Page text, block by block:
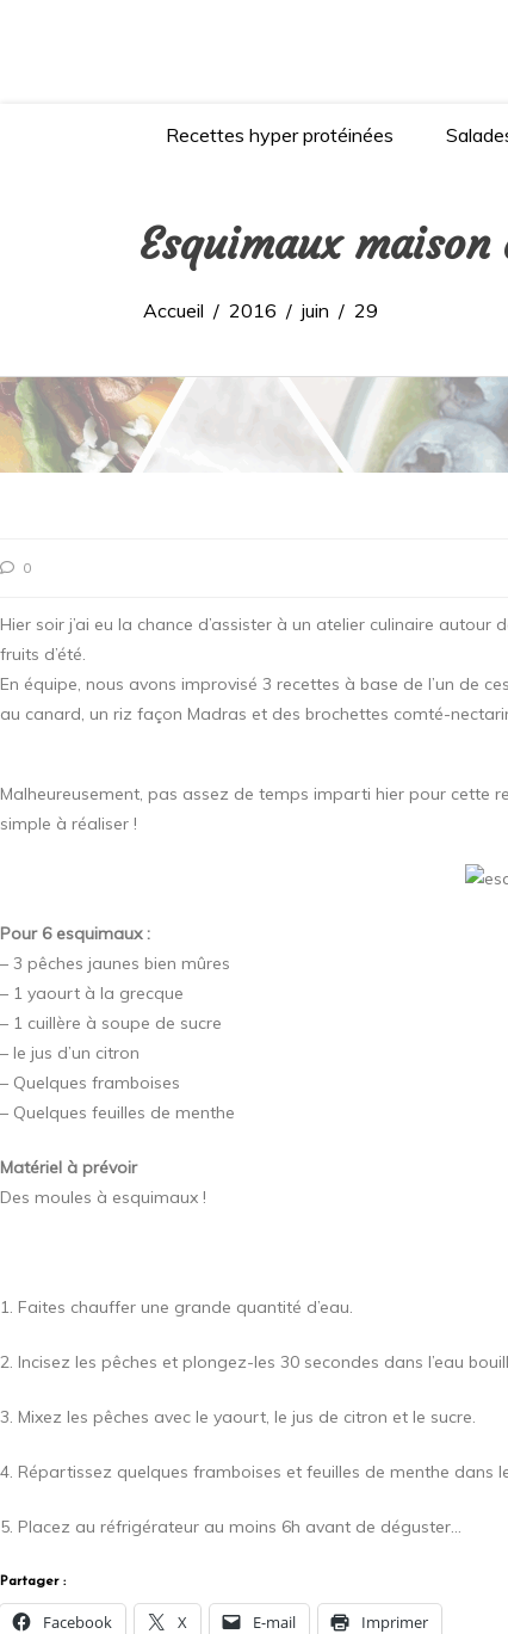
Recettes hyper protéinées
Esquimaux
Accueil 2016 juin 29
0
Hier soir j’ai eu la chance d’assister à un atelier culinaire
fruits d’été.
En équipe, nous avons improvisé 3 recettes à base de l’un de
au canard, un riz façon Madras et des brochettes comté-
Malheureusement, pas assez de temps imparti hier pour cette
simple à réaliser !
Pour 6 esquimaux :
– 3 pêches jaunes bien mûres
– 1 yaourt à la grecque
– 1 cuillère à soupe de sucre
– le jus d’un citron
– Quelques framboises
– Quelques feuilles de menthe
Matériel à prévoir
Des moules à esquimaux !
1. Faites chauffer une grande quantité d’eau.
2. Incisez les pêches et plongez-les 30 secondes dans l’eau
3. Mixez les pêches avec le yaourt, le jus de citron et le sucre.
4. Répartissez quelques framboises et feuilles de menthe dans
5. Placez au réfrigérateur au moins 6h avant de déguster…
Partager :
Facebook X E-mail Imprimer